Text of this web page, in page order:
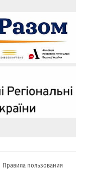
Правила пользования